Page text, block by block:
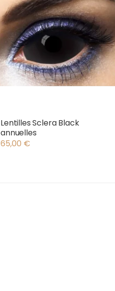
Lentilles Sclera Black
annuelles
65,00 €